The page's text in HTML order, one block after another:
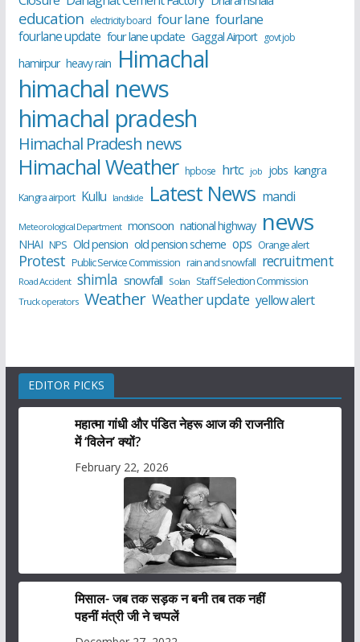
education electricity board four lane fourlane
fourlane update four lane update Gaggal Airport govt job
hamirpur heavy rain Himachal
himachal news
himachal pradesh
Himachal Pradesh news
Himachal Weather hpbose hrtc job jobs kangra
Kangra airport Kullu landslide Latest News mandi
Meteorological Department monsoon national highway news
NHAI NPS Old pension old pension scheme ops Orange alert
Protest Public Service Commission rain and snowfall recruitment
Road Accident shimla snowfall Solan Staff Selection Commission
Truck operators Weather Weather update yellow alert
EDITOR PICKS
महात्मा गांधी और पंडित नेहरू आज की राजनीति
में ‘विलेन’ क्यों?
February 22, 2026
मिसाल- जब तक सड़क न बनी तब तक नहीं
पहनीं मंत्री जी ने चप्पलें